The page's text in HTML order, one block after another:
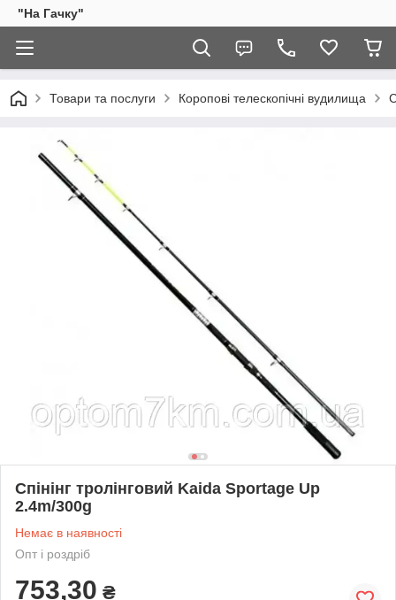
"На Гачку"
Товари та послуги Коропові телескопічні вудилища
Спінінг тролінговий Kaida Sportage Up
2.4m/300g
Немає в наявності
Опт і роздріб
753,30 ₴